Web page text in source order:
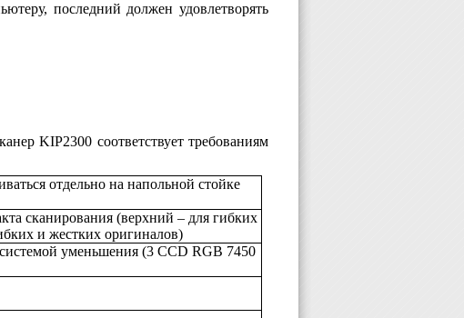
последний должен удовлетворять
KIP2300 соответствует требованиям
отдельно на напольной стойке
сканирования (верхний – для гибких
и жестких оригиналов)
уменьшения (3 CCD RGB 7450